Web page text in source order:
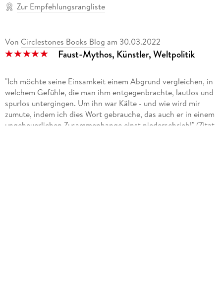
Zur Empfehlungsrangliste
Von Circlestones Books Blog am 30.03.2022
Faust-Mythos, Künstler, Weltpolitik
"Ich möchte seine Einsamkeit einem Abgrund vergleichen, in
welchem Gefühle, die man ihm entgegenbrachte, lautlos und
spurlos untergingen. Um ihn war Kälte - und wie wird mir
zumute, indem ich dies Wort gebrauche, das auch er in einem
ungeheuerlichen Zusammenhange einst niederschrieb!" (Zitat